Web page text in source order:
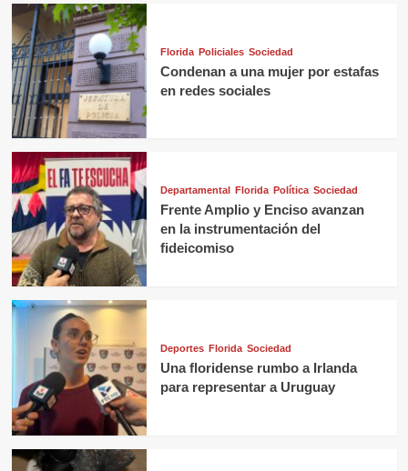
Florida Policiales Sociedad
Condenan a una mujer por estafas
en redes sociales
Departamental Florida Política Sociedad
Frente Amplio y Enciso avanzan
en la instrumentación del
fideicomiso
Deportes Florida Sociedad
Una floridense rumbo a Irlanda
para representar a Uruguay